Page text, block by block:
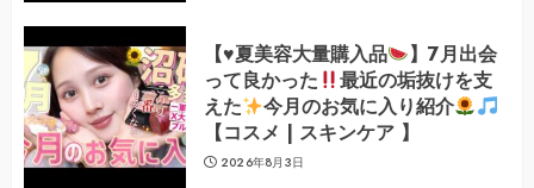
【♥️夏美容大量購入品
】7月出会
って良かった
最近の垢抜けを支
えた
今月のお気に入り紹介
【コスメ | スキンケア 】
2026年8月3日